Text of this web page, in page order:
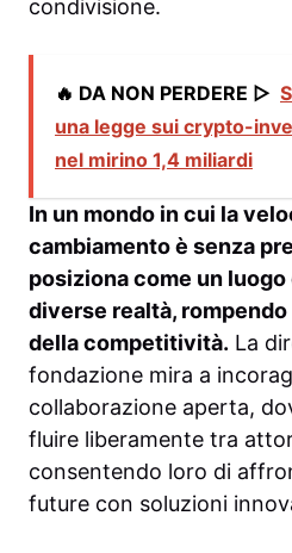
condivisione.
🔥 DA NON PERDERE ▷
una legge sui crypto-
nel mirino 1,4 miliardi
In un mondo in cui la
cambiamento è senza
posiziona come un
diverse realtà,
della competitività. La
fondazione mira a
collaborazione aperta,
fluire liberamente tra
consentendo loro di
future con soluzioni